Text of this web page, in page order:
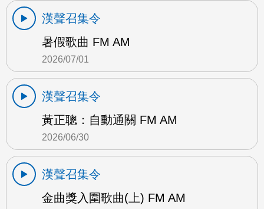
漢聲召集令
暑假歌曲 FM AM
2026/07/01
漢聲召集令
黃正聰：自動通關 FM AM
2026/06/30
漢聲召集令
金曲獎入圍歌曲(上) FM AM